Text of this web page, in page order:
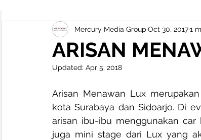
Global FM DJ FM KOTA FM Surabaya
ARISAN
Mercury Media Group Oct 30, 20171
Updated: Apr 5, 2018
Arisan Menawan Lux
kota Surabaya dan Sidoarjo. Di
arisan ibu-ibu menggunakan
juga mini stage dari Lux yang